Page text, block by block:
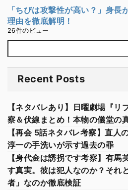
「ちびは攻撃性が高い？」身長
理由を徹底解明！
26件のビュー
Recent Posts
【ネタバレあり】日曜劇場『
察＆伏線まとめ！本物の儀堂の
【再会 5話ネタバレ考察】直人
淳一の手洗いが示す過去の罪
【身代金は誘拐です考察】有馬
す真実。彼は犯人なのか？それ
者」なのか徹底検証